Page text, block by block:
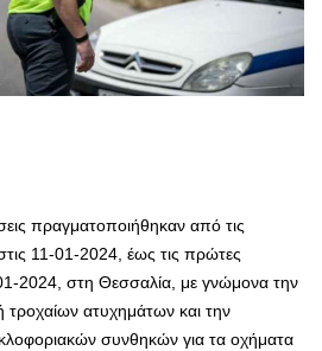
πραγματοποιήθηκαν από τις
11-01-2024, έως τις πρώτες
2024, στη Θεσσαλία, με γνώμονα την
ατυχημάτων και την
συνθηκών για τα οχήματα